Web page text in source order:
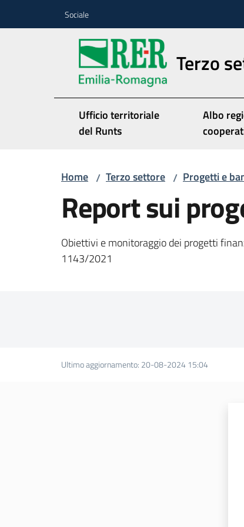
Sociale
Terzo
Ufficio territoriale
del Runts
Albo
Home / Terzo settore / Progetti e
Report sui
Obiettivi e monitoraggio dei progetti
1143/2021
Ultimo aggiornamento: 20-08-2024 15:04